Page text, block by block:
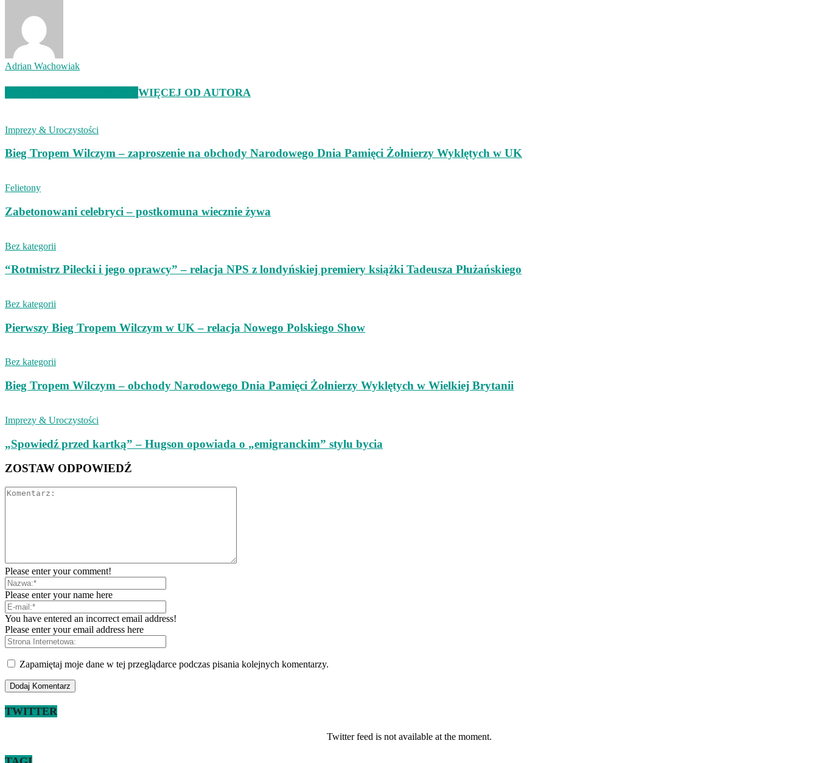
Adrian Wachowiak
WIĘCEJ OD AUTORA
Imprezy & Uroczystości
Bieg Tropem Wilczym – zaproszenie na obchody Narodowego Dnia Pamięci Żołnierzy Wyklętych w UK
Felietony
Zabetonowani celebryci – postkomuna wiecznie żywa
Bez kategorii
“Rotmistrz Pilecki i jego oprawcy” – relacja NPS z londyńskiej premiery książki Tadeusza Płużańskiego
Bez kategorii
Pierwszy Bieg Tropem Wilczym w UK – relacja Nowego Polskiego Show
Bez kategorii
Bieg Tropem Wilczym – obchody Narodowego Dnia Pamięci Żołnierzy Wyklętych w Wielkiej Brytanii
Imprezy & Uroczystości
„Spowiedź przed kartką” – Hugson opowiada o „emigranckim” stylu bycia
ZOSTAW ODPOWIEDŹ
Please enter your comment!
Please enter your name here
You have entered an incorrect email address!
Please enter your email address here
Zapamiętaj moje dane w tej przeglądarce podczas pisania kolejnych komentarzy.
TWITTER
Twitter feed is not available at the moment.